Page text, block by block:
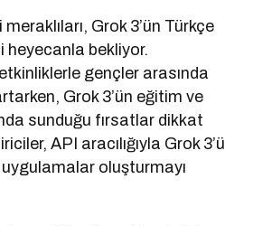
Grok 3’ün Türkçe
heyecanla bekliyor.
gençler arasında
Grok 3’ün eğitim ve
sunduğu fırsatlar dikkat
API aracılığıyla Grok 3’ü
oluşturmayı